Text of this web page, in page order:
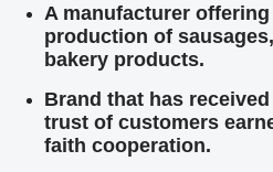
A manufacturer
production of
bakery products.
Brand that has
trust of customers
faith cooperation.